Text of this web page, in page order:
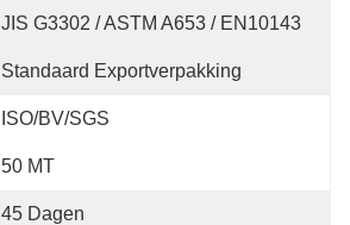
JIS G3302 / ASTM A653 / EN10143
Standaard Exportverpakking
ISO/BV/SGS
50 MT
45 Dagen